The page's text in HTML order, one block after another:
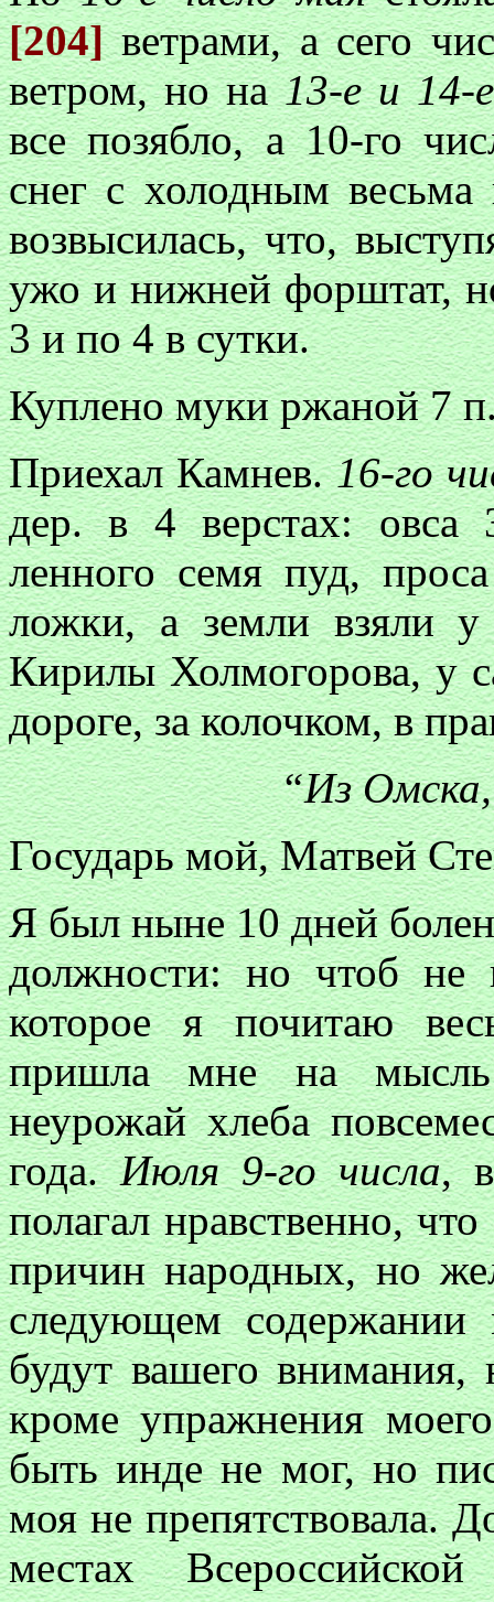
[204]ветрами, а сего
ветром, но на13-е и 14-е
все позябло, а 10-го
снег с холодным
возвысилась, что,
ужо и нижней форштат,
3 и по 4 в сутки.
Куплено муки ржаной 7
Приехал Камнев.16-го
дер. в 4 верстах: овса
ленного семя пуд,
ложки, а земли взяли у
Кирилы Холмогорова, у
дороге, за колочком, в
“Из Омска,
Государь мой, Матвей
Я был ныне 10 дней
должности: но чтоб не
которое я почитаю
пришла мне на мысль
неурожай хлеба
года.Июля 9-го числа,
полагал нравственно,
причин народных, но
следующем содержании
будут вашего
кроме упражнения
быть инде не мог, но
моя не препятствовала.
местах